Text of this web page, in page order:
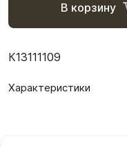
В корзину
К13111109
Характеристики